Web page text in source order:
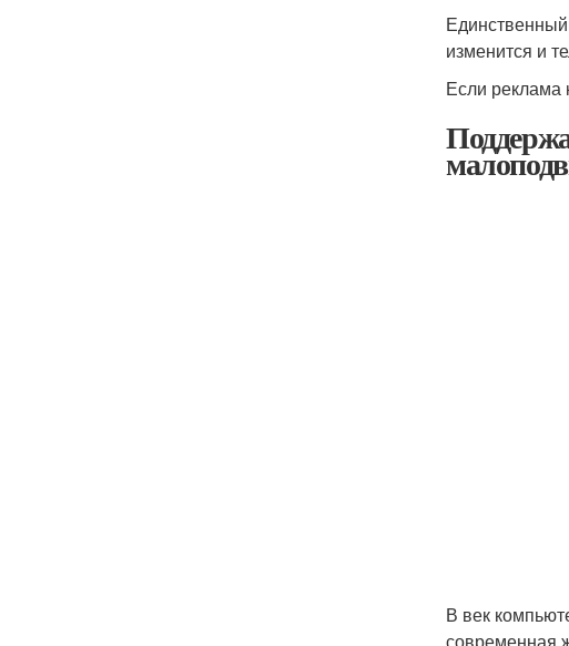
Единственный
изменится и
Если реклама
В век